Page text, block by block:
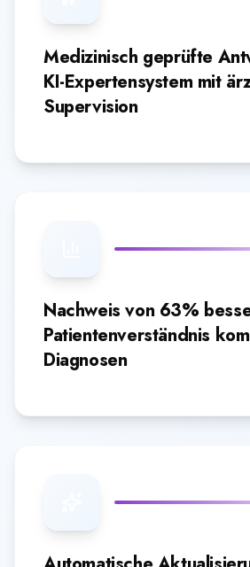
Medizinisch geprüfte
KI-Expertensystem mit
Supervision
Nachweis von 63%
Patientenverständnis
Diagnosen